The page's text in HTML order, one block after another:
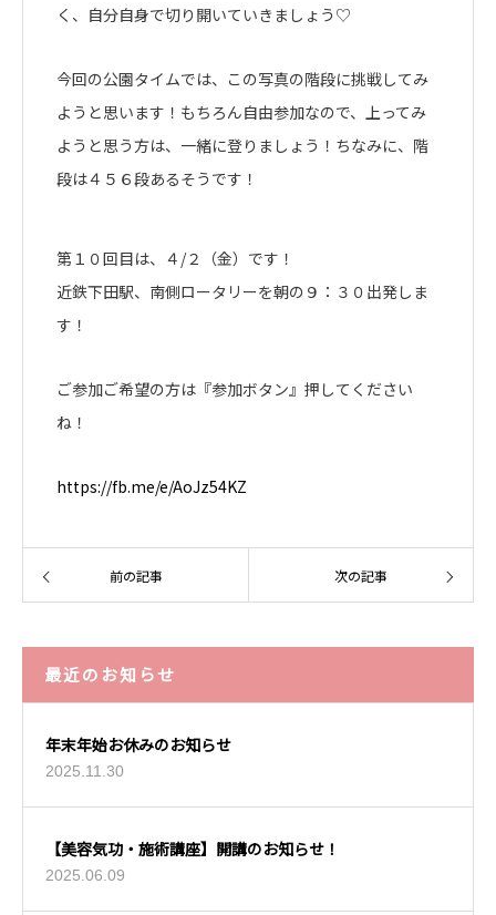
く、自分自身で切り開いていきましょう♡
今回の公園タイムでは、この写真の階段に挑戦してみ
ようと思います！もちろん自由参加なので、上ってみ
ようと思う方は、一緒に登りましょう！ちなみに、階
段は４５６段あるそうです！
第１０回目は、４/２（金）です！
近鉄下田駅、南側ロータリーを朝の９：３０出発しま
す！
ご参加ご希望の方は『参加ボタン』押してください
ね！
https://fb.me/e/AoJz54KZ
前の記事 次の記事
最近のお知らせ
年末年始お休みのお知らせ
2025.11.30
【美容気功・施術講座】開講のお知らせ！
2025.06.09